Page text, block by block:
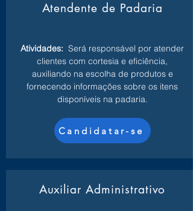
Atendente de Padaria
Atividades: Será responsável por atender
clientes com cortesia e eficiência,
auxiliando na escolha de produtos e
fornecendo informações sobre os itens
disponíveis na padaria.
Candidatar-se
Auxiliar Administrativo